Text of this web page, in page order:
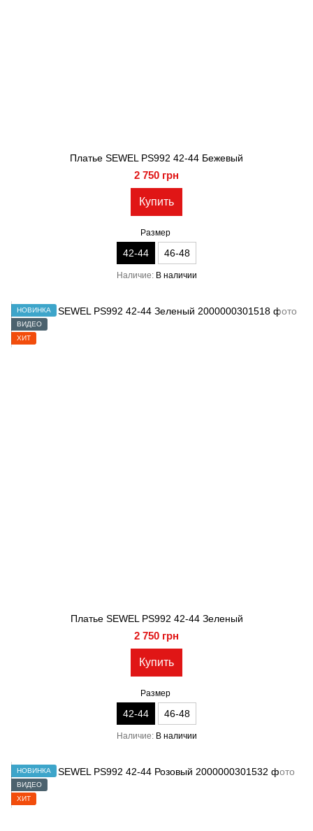
Платье SEWEL PS992 42-44 Бежевый
2 750 грн
Купить
Размер
42-44 46-48
Наличие В наличии
НОВИНКА
ВИДЕО
ХИТ
Платье SEWEL PS992 42-44 Зеленый
2 750 грн
Купить
Размер
42-44 46-48
Наличие В наличии
НОВИНКА
ВИДЕО
ХИТ